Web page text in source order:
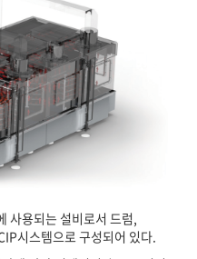
사용되는 설비로서 드럼,
시스템으로 구성되어 있다.